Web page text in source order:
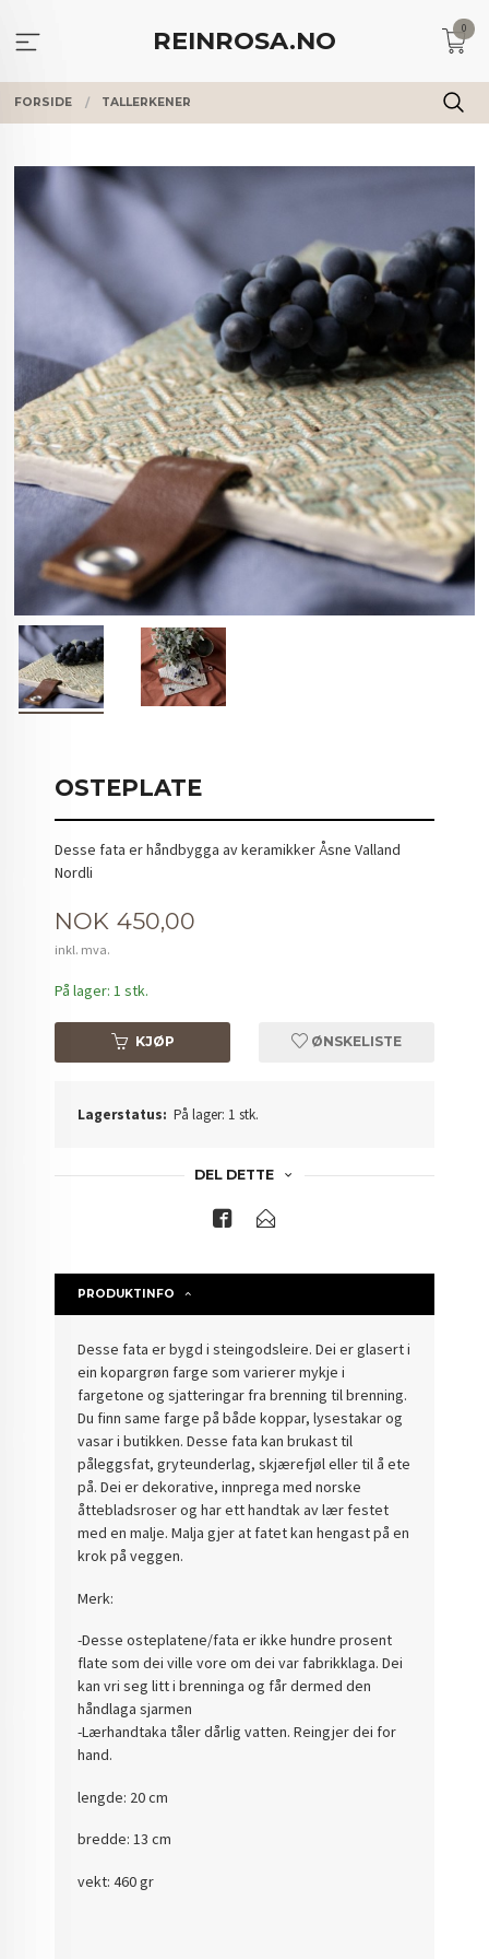
innholdet
REINROSA.NO 0
FORSIDE TALLERKENER
OSTEPLATE
Desse fata er håndbygga av keramikker Åsne Valland
Nordli
Pris
NOK 450,00
inkl. mva.
På lager: 1 stk.
KJØP ØNSKELISTE
Lagerstatus: På lager: 1 stk.
DEL DETTE
PRODUKTINFO
Desse fata er bygd i steingodsleire. Dei er glasert i
ein kopargrøn farge som varierer mykje i
fargetone og sjatteringar fra brenning til brenning.
Du finn same farge på både koppar, lysestakar og
vasar i butikken. Desse fata kan brukast til
påleggsfat, gryteunderlag, skjærefjøl eller til å ete
på. Dei er dekorative, innprega med norske
åttebladsroser og har ett handtak av lær festet
med en malje. Malja gjer at fatet kan hengast på en
krok på veggen.
Merk:
-Desse osteplatene/fata er ikke hundre prosent
flate som dei ville vore om dei var fabrikklaga. Dei
kan vri seg litt i brenninga og får dermed den
håndlaga sjarmen
-Lærhandtaka tåler dårlig vatten. Reingjer dei for
hand.
lengde: 20 cm
bredde: 13 cm
vekt: 460 gr